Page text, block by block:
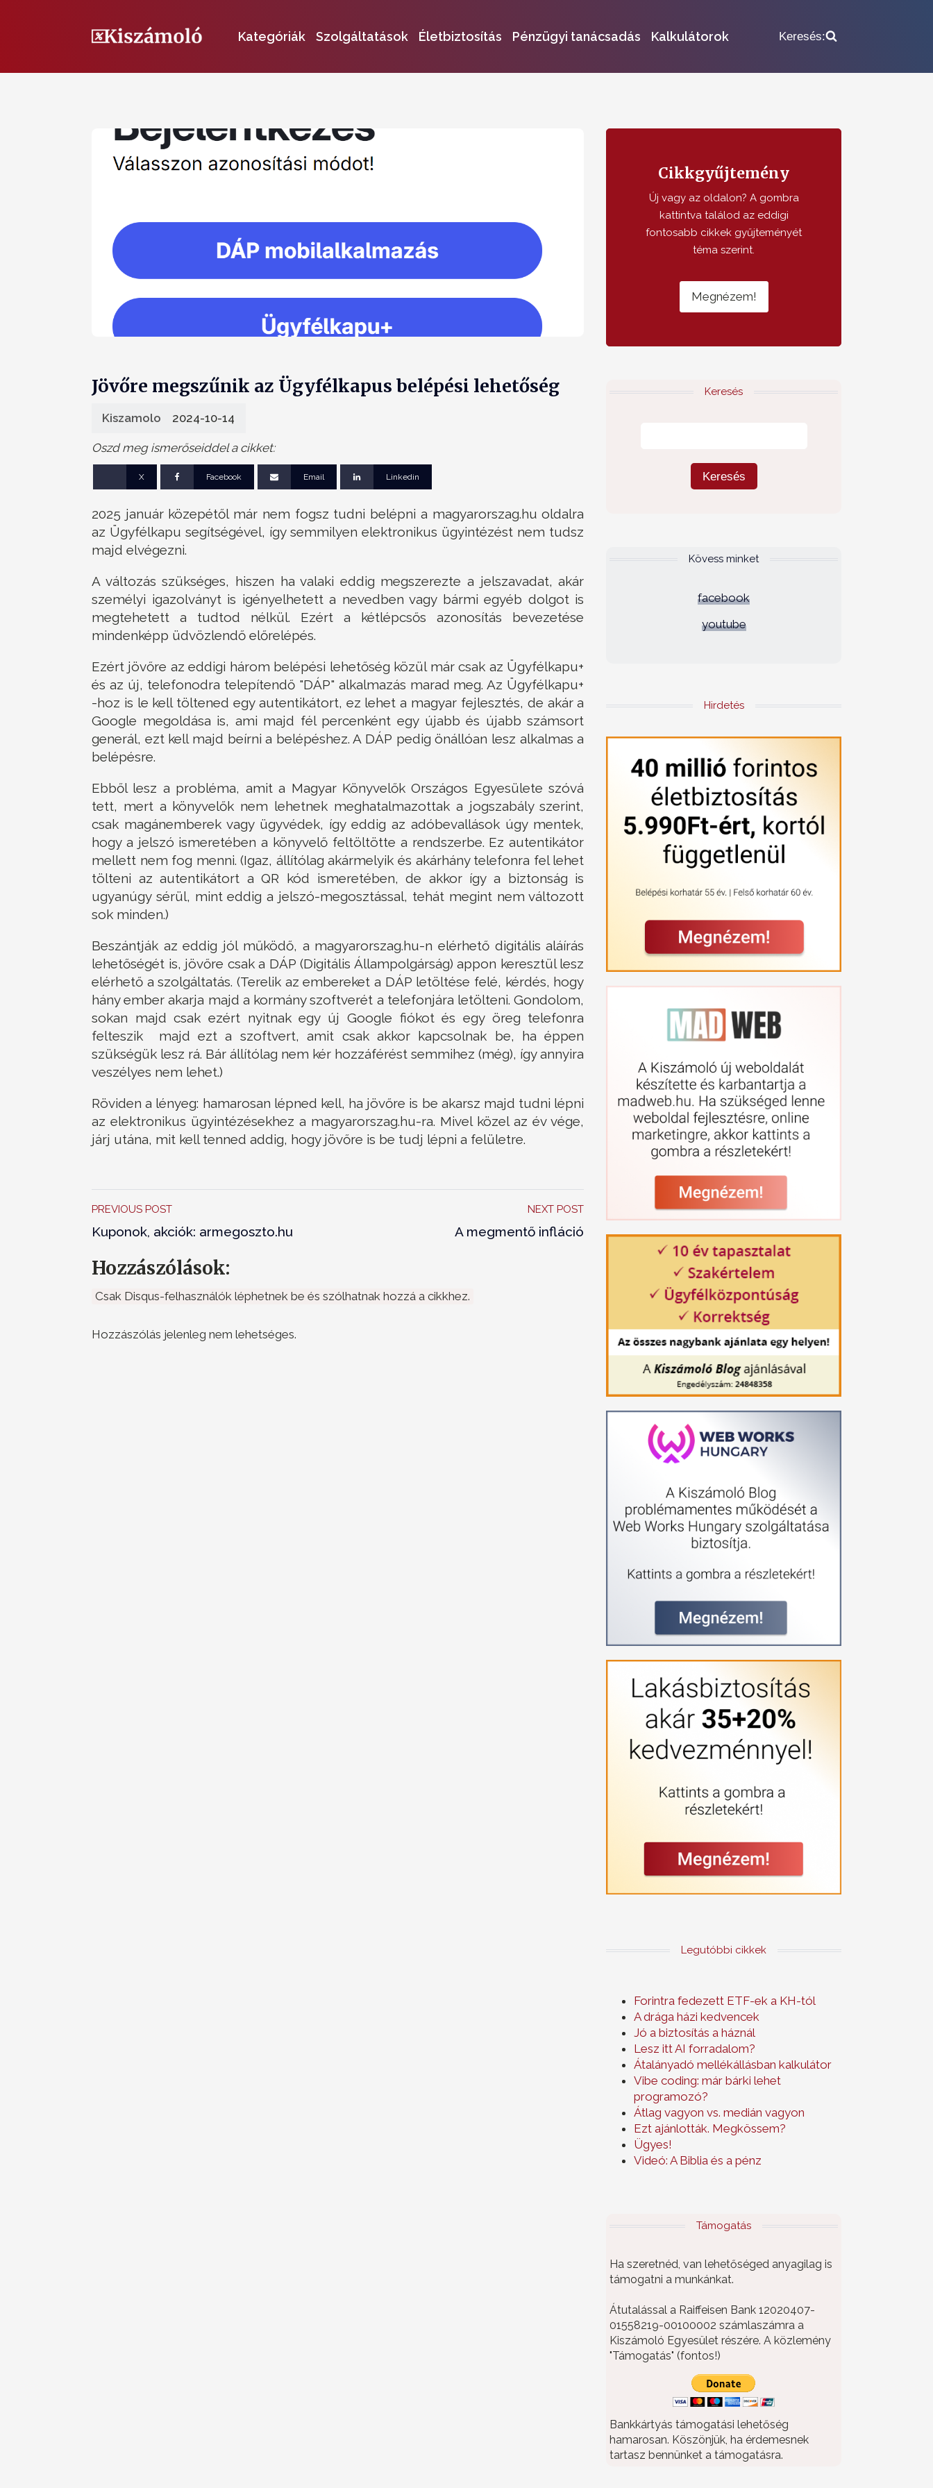
Kategóriák Szolgáltatások Életbiztosítás Pénzügyi tanácsadás Kalkulátorok Keresés:
Jövőre megszűnik az Ügyfélkapus belépési lehetőség
Kiszamolo 2024-10-14
Oszd meg ismerőseiddel a cikket:
X Facebook Email Linkedin
2025 január közepétől már nem fogsz tudni belépni a magyarorszag.hu oldalra
az Ügyfélkapu segítségével, így semmilyen elektronikus ügyintézést nem tudsz
majd elvégezni.
A változás szükséges, hiszen ha valaki eddig megszerezte a jelszavadat, akár
személyi igazolványt is igényelhetett a nevedben vagy bármi egyéb dolgot is
megtehetett a tudtod nélkül. Ezért a kétlépcsős azonosítás bevezetése
mindenképp üdvözlendő előrelépés.
Ezért jövőre az eddigi három belépési lehetőség közül már csak az Ügyfélkapu+
és az új, telefonodra telepítendő "DÁP" alkalmazás marad meg. Az Ügyfélkapu+
-hoz is le kell töltened egy autentikátort, ez lehet a magyar fejlesztés, de akár a
Google megoldása is, ami majd fél percenként egy újabb és újabb számsort
generál, ezt kell majd beírni a belépéshez. A DÁP pedig önállóan lesz alkalmas a
belépésre.
Ebből lesz a probléma, amit a Magyar Könyvelők Országos Egyesülete szóvá
tett, mert a könyvelők nem lehetnek meghatalmazottak a jogszabály szerint,
csak magánemberek vagy ügyvédek, így eddig az adóbevallások úgy mentek,
hogy a jelszó ismeretében a könyvelő feltöltötte a rendszerbe. Ez autentikátor
mellett nem fog menni. (Igaz, állítólag akármelyik és akárhány telefonra fel lehet
tölteni az autentikátort a QR kód ismeretében, de akkor így a biztonság is
ugyanúgy sérül, mint eddig a jelszó-megosztással, tehát megint nem változott
sok minden.)
Beszántják az eddig jól működő, a magyarorszag.hu-n elérhető digitális aláírás
lehetőségét is, jövőre csak a DÁP (Digitális Állampolgárság) appon keresztül lesz
elérhető a szolgáltatás. (Terelik az embereket a DÁP letöltése felé, kérdés, hogy
hány ember akarja majd a kormány szoftverét a telefonjára letölteni. Gondolom,
sokan majd csak ezért nyitnak egy új Google fiókot és egy öreg telefonra
felteszik majd ezt a szoftvert, amit csak akkor kapcsolnak be, ha éppen
szükségük lesz rá. Bár állítólag nem kér hozzáférést semmihez (még), így annyira
veszélyes nem lehet.)
Röviden a lényeg: hamarosan lépned kell, ha jövőre is be akarsz majd tudni lépni
az elektronikus ügyintézésekhez a magyarorszag.hu-ra. Mivel közel az év vége,
járj utána, mit kell tenned addig, hogy jövőre is be tudj lépni a felületre.
PREVIOUS POST
Kuponok, akciók: armegoszto.hu
NEXT POST
A megmentő infláció
Hozzászólások:
Csak Disqus-felhasználók léphetnek be és szólhatnak hozzá a cikkhez.
Hozzászólás jelenleg nem lehetséges.
Cikkgyűjtemény
Új vagy az oldalon? A gombra
kattintva találod az eddigi
fontosabb cikkek gyűjteményét
téma szerint.
Megnézem!
Keresés
Kövess minket
facebook
youtube
Hirdetés
Legutóbbi cikkek
Forintra fedezett ETF-ek a KH-tól
A drága házi kedvencek
Jó a biztosítás a háznál
Lesz itt AI forradalom?
Átalányadó mellékállásban kalkulátor
Vibe coding: már bárki lehet
programozó?
Átlag vagyon vs. medián vagyon
Ezt ajánlották. Megkössem?
Ügyes!
Videó: A Biblia és a pénz
Támogatás
Ha szeretnéd, van lehetőséged anyagilag is
támogatni a munkánkat.
Átutalással a Raiffeisen Bank 12020407-
01558219-00100002 számlaszámra a
Kiszámoló Egyesület részére. A közlemény
"Támogatás" (fontos!)
Bankkártyás támogatási lehetőség
hamarosan. Köszönjük, ha érdemesnek
tartasz bennünket a támogatásra.